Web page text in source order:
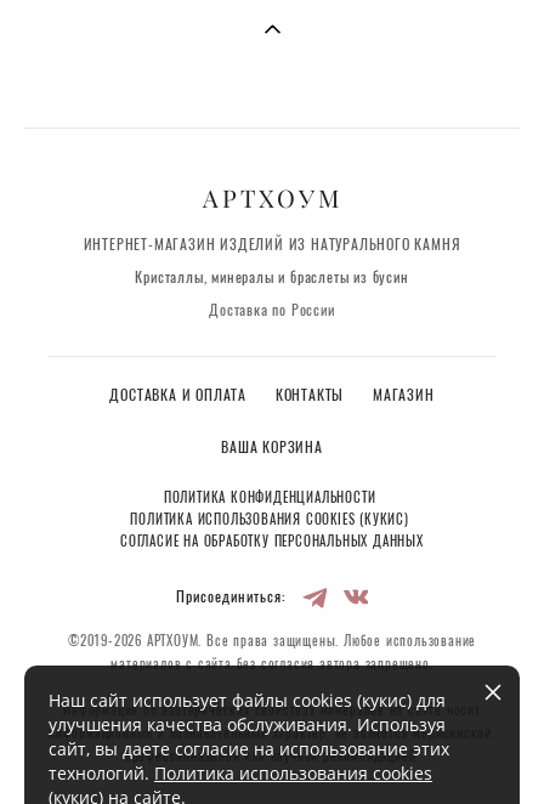
АРТХОУМ
ИНТЕРНЕТ-МАГАЗИН ИЗДЕЛИЙ ИЗ НАТУРАЛЬНОГО КАМНЯ
Кристаллы, минералы и браслеты из бусин
Доставка по России
ДОСТАВКА И ОПЛАТА КОНТАКТЫ МАГАЗИН
ВАША КОРЗИНА
ПОЛИТИКА КОНФИДЕНЦИАЛЬНОСТИ
ПОЛИТИКА ИСПОЛЬЗОВАНИЯ COOKIES (КУКИС)
СОГЛАСИЕ НА ОБРАБОТКУ ПЕРСОНАЛЬНЫХ ДАННЫХ
Присоединиться:
©2019-2026 АРТХОУМ. Все права защищены. Любое использование
материалов с сайта без согласия автора запрещено.
Информация об эзотерических свойствах минералов на сайте носит
информационный и познавательный характер, не является медицинской,
профессиональной или научной рекомендацией.
Наш сайт использует файлы cookies (кукис) для
улучшения качества обслуживания. Используя
сайт, вы даете согласие на использование этих
технологий. Политика использования cookies
(кукис) на сайте.